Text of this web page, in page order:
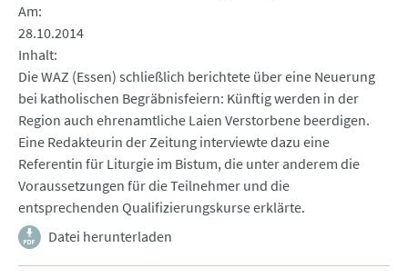
Am
28.10.2014
Inhalt
Die WAZ (Essen) schließlich berichtete über eine Neuerung
bei katholischen Begräbnisfeiern: Künftig werden in der
Region auch ehrenamtliche Laien Verstorbene beerdigen.
Eine Redakteurin der Zeitung interviewte dazu eine
Referentin für Liturgie im Bistum, die unter anderem die
Voraussetzungen für die Teilnehmer und die
entsprechenden Qualifizierungskurse erklärte.
Datei herunterladen